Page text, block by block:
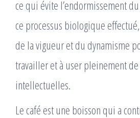
ce qui évite l’endormissement
ce processus biologique
de la vigueur et du dynamisme
travailler et à user pleinement de
intellectuelles.
Le café est une boisson qui a